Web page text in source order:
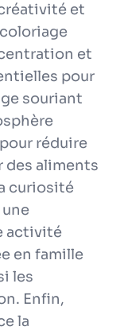
et
et
pour
souriant
réduire
des aliments
curiosité
activité
en famille
les
Enfin,
la